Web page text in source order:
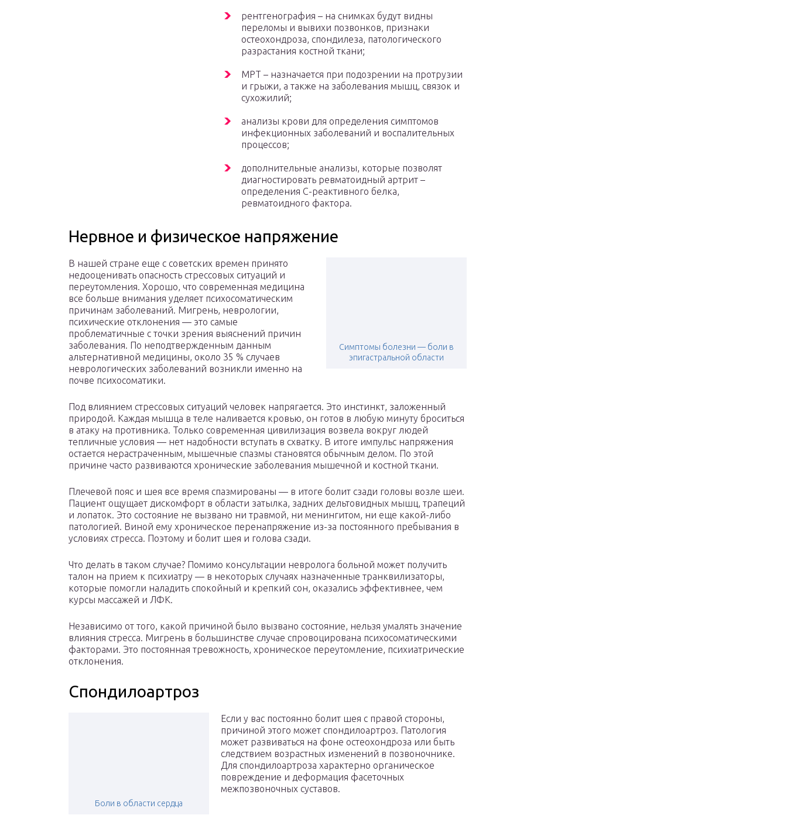
рентгенография – на снимках будут видны
переломы и вывихи позвонков, признаки
остеохондроза, спондилеза, патологического
разрастания костной ткани;
МРТ – назначается при подозрении на протрузии
и грыжи, а также на заболевания мышц, связок и
сухожилий;
анализы крови для определения симптомов
инфекционных заболеваний и воспалительных
процессов;
дополнительные анализы, которые позволят
диагностировать ревматоидный артрит –
определения С-реактивного белка,
ревматоидного фактора.
Нервное и физическое напряжение
Симптомы болезни — боли в
эпигастральной области
В нашей стране еще с советских времен принято
недооценивать опасность стрессовых ситуаций и
переутомления. Хорошо, что современная медицина
все больше внимания уделяет психосоматическим
причинам заболеваний. Мигрень, неврологии,
психические отклонения — это самые
проблематичные с точки зрения выяснений причин
заболевания. По неподтвержденным данным
альтернативной медицины, около 35 % случаев
неврологических заболеваний возникли именно на
почве психосоматики.
Под влиянием стрессовых ситуаций человек напрягается. Это инстинкт, заложенный
природой. Каждая мышца в теле наливается кровью, он готов в любую минуту броситься
в атаку на противника. Только современная цивилизация возвела вокруг людей
тепличные условия — нет надобности вступать в схватку. В итоге импульс напряжения
остается нерастраченным, мышечные спазмы становятся обычным делом. По этой
причине часто развиваются хронические заболевания мышечной и костной ткани.
Плечевой пояс и шея все время спазмированы — в итоге болит сзади головы возле шеи.
Пациент ощущает дискомфорт в области затылка, задних дельтовидных мышц, трапеций
и лопаток. Это состояние не вызвано ни травмой, ни менингитом, ни еще какой-либо
патологией. Виной ему хроническое перенапряжение из-за постоянного пребывания в
условиях стресса. Поэтому и болит шея и голова сзади.
Что делать в таком случае? Помимо консультации невролога больной может получить
талон на прием к психиатру — в некоторых случаях назначенные транквилизаторы,
которые помогли наладить спокойный и крепкий сон, оказались эффективнее, чем
курсы массажей и ЛФК.
Независимо от того, какой причиной было вызвано состояние, нельзя умалять значение
влияния стресса. Мигрень в большинстве случае спровоцирована психосоматическими
факторами. Это постоянная тревожность, хроническое переутомление, психиатрические
отклонения.
Спондилоартроз
Боли в области сердца
Если у вас постоянно болит шея с правой стороны,
причиной этого может спондилоартроз. Патология
может развиваться на фоне остеохондроза или быть
следствием возрастных изменений в позвоночнике.
Для спондилоартроза характерно органическое
повреждение и деформация фасеточных
межпозвоночных суставов.